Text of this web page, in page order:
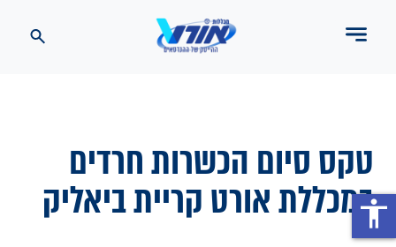
טקס סיום הכשרות חרדים
במכללת אורט קריית ביאליקaccessibility